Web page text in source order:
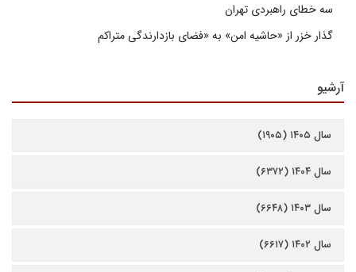
سه خطای راهبردی تهران
گذار خزر از «حاشیه امن» به «فضای بازدارندگی متراکم
آرشیو
سال ۱۴۰۵ (۱۹۰۵)
سال ۱۴۰۴ (۶۳۷۲)
سال ۱۴۰۳ (۶۶۴۸)
سال ۱۴۰۲ (۶۶۱۷)